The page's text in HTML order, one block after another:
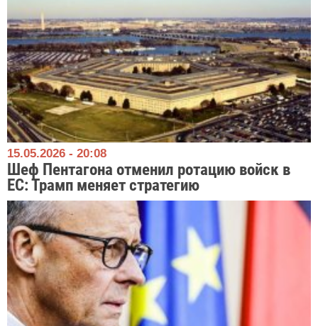
15.05.2026 - 20:08
Шеф Пентагона отменил ротацию войск в
ЕС: Трамп меняет стратегию